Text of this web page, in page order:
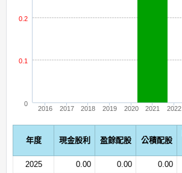
2016 2017 2018 2019 2020 2021 2022
0
0.1
0.2
年度 現金股利 盈餘配股 公積配股
2025
0.00 0.00 0.00